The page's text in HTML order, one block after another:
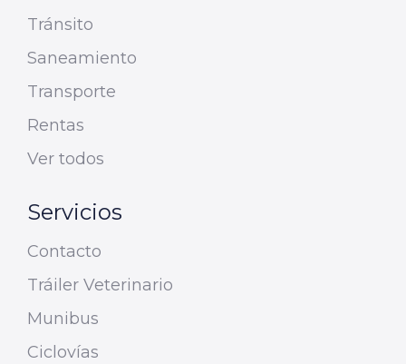
Tránsito
Saneamiento
Transporte
Rentas
Ver todos
Servicios
Contacto
Tráiler Veterinario
Munibus
Ciclovías